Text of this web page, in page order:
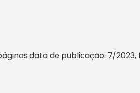
data de publicação: 7/2023,